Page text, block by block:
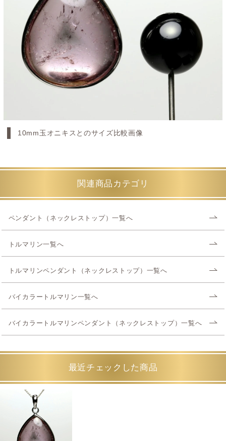
10mm玉オニキスとのサイズ比較画像
関連商品カテゴリ
ペンダント（ネックレストップ）一覧へ
トルマリン一覧へ
トルマリンペンダント（ネックレストップ）一覧へ
バイカラートルマリン一覧へ
バイカラートルマリンペンダント（ネックレストップ）一覧へ
最近チェックした商品